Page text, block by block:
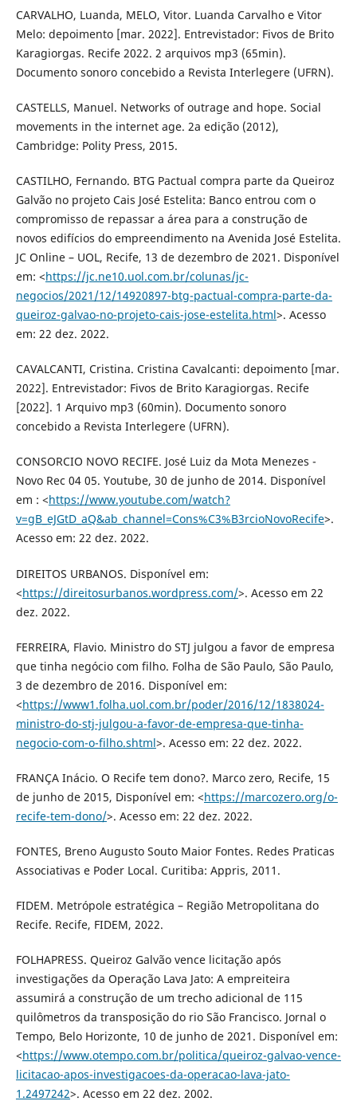
CARVALHO, Luanda, MELO, Vitor. Luanda Carvalho e Vitor
Melo: depoimento [mar. 2022]. Entrevistador: Fivos de Brito
Karagiorgas. Recife 2022. 2 arquivos mp3 (65min).
Documento sonoro concebido a Revista Interlegere (UFRN).
CASTELLS, Manuel. Networks of outrage and hope. Social
movements in the internet age. 2a edição (2012),
Cambridge: Polity Press, 2015.
CASTILHO, Fernando. BTG Pactual compra parte da Queiroz
Galvão no projeto Cais José Estelita: Banco entrou com o
compromisso de repassar a área para a construção de
novos edifícios do empreendimento na Avenida José Estelita.
JC Online – UOL, Recife, 13 de dezembro de 2021. Disponível
em: <https://jc.ne10.uol.com.br/colunas/jc-
negocios/2021/12/14920897-btg-pactual-compra-parte-da-
queiroz-galvao-no-projeto-cais-jose-estelita.html>. Acesso
em: 22 dez. 2022.
CAVALCANTI, Cristina. Cristina Cavalcanti: depoimento [mar.
2022]. Entrevistador: Fivos de Brito Karagiorgas. Recife
[2022]. 1 Arquivo mp3 (60min). Documento sonoro
concebido a Revista Interlegere (UFRN).
CONSORCIO NOVO RECIFE. José Luiz da Mota Menezes -
Novo Rec 04 05. Youtube, 30 de junho de 2014. Disponível
em : <https://www.youtube.com/watch?
v=gB_eJGtD_aQ&ab_channel=Cons%C3%B3rcioNovoRecife>.
Acesso em: 22 dez. 2022.
DIREITOS URBANOS. Disponível em:
<https://direitosurbanos.wordpress.com/>. Acesso em 22
dez. 2022.
FERREIRA, Flavio. Ministro do STJ julgou a favor de empresa
que tinha negócio com filho. Folha de São Paulo, São Paulo,
3 de dezembro de 2016. Disponível em:
<https://www1.folha.uol.com.br/poder/2016/12/1838024-
ministro-do-stj-julgou-a-favor-de-empresa-que-tinha-
negocio-com-o-filho.shtml>. Acesso em: 22 dez. 2022.
FRANÇA Inácio. O Recife tem dono?. Marco zero, Recife, 15
de junho de 2015, Disponível em: <https://marcozero.org/o-
recife-tem-dono/>. Acesso em: 22 dez. 2022.
FONTES, Breno Augusto Souto Maior Fontes. Redes Praticas
Associativas e Poder Local. Curitiba: Appris, 2011.
FIDEM. Metrópole estratégica – Região Metropolitana do
Recife. Recife, FIDEM, 2022.
FOLHAPRESS. Queiroz Galvão vence licitação após
investigações da Operação Lava Jato: A empreiteira
assumirá a construção de um trecho adicional de 115
quilômetros da transposição do rio São Francisco. Jornal o
Tempo, Belo Horizonte, 10 de junho de 2021. Disponível em:
<https://www.otempo.com.br/politica/queiroz-galvao-vence-
licitacao-apos-investigacoes-da-operacao-lava-jato-
1.2497242>. Acesso em 22 dez. 2002.